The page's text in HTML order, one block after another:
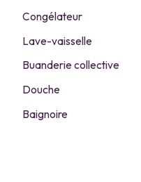
Congélateur
Lave-vaisselle
Buanderie collective
Douche
Baignoire